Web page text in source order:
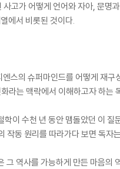
고가 어떻게 언어와 자아, 문명
에서 비롯된 것이다.
스의 슈퍼마인드를 어떻게 재
라는 맥락에서 이해하고자 하는
이 수천 년 동안 맴돌았던 이
동 원리를 따라가다 보면 독자
그 역사를 가능하게 만든 마음